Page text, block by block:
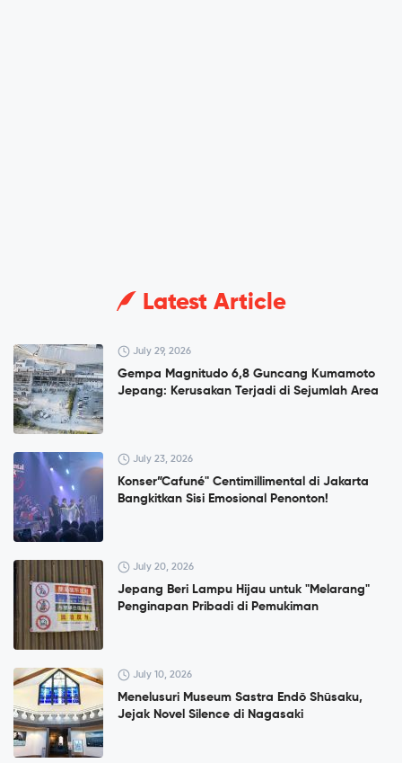
Latest Article
July 29, 2026
Gempa Magnitudo 6,8 Guncang Kumamoto
Jepang: Kerusakan Terjadi di Sejumlah Area
July 23, 2026
Konser”Cafuné" Centimillimental di Jakarta
Bangkitkan Sisi Emosional Penonton!
July 20, 2026
Jepang Beri Lampu Hijau untuk "Melarang"
Penginapan Pribadi di Pemukiman
July 10, 2026
Menelusuri Museum Sastra Endō Shūsaku,
Jejak Novel Silence di Nagasaki